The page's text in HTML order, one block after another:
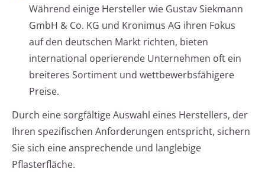
Während einige Hersteller wie Gustav Siekmann
GmbH & Co. KG und Kronimus AG ihren Fokus
auf den deutschen Markt richten, bieten
international operierende Unternehmen oft ein
breiteres Sortiment und wettbewerbsfähigere
Preise.
Durch eine sorgfältige Auswahl eines Herstellers, der
Ihren spezifischen Anforderungen entspricht, sichern
Sie sich eine ansprechende und langlebige
Pflasterfläche.